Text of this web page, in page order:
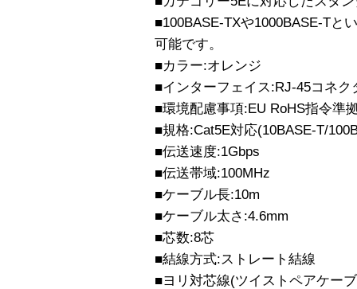
■100BASE-TXや1000BASE-Tと
可能です。
■カラー:オレンジ
■インターフェイス:RJ-45コネク
■環境配慮事項:EU RoHS指令準
■規格:Cat5E対応(10BASE-T/
■伝送速度:1Gbps
■伝送帯域:100MHz
■ケーブル長:10m
■ケーブル太さ:4.6mm
■芯数:8芯
■結線方式:ストレート結線
■ヨリ対芯線(ツイストペアケー